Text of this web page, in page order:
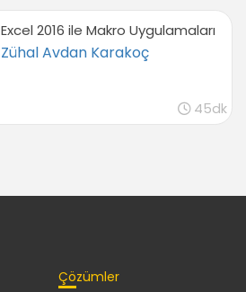
Excel 2016 ile Makro Uygulamaları
Zühal Avdan Karakoç
45dk
Çözümler